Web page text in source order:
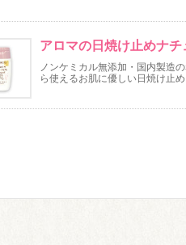
アロマの日焼け止めナチ
ノンケミカル無添加・国内製造
ら使えるお肌に優しい日焼け止め